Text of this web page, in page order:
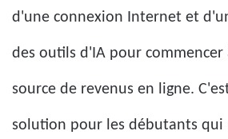
d'une connexion Internet et
des outils d'IA pour commencer
source de revenus en ligne.
solution pour les débutants qui